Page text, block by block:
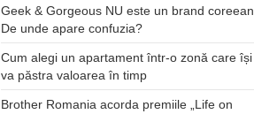
Geek & Gorgeous NU este un brand coreean.
De unde apare confuzia?
Cum alegi un apartament într-o zonă care își
va păstra valoarea în timp
Brother Romania acorda premiile „Life on